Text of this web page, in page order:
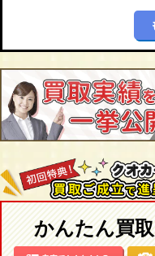
かんたん買